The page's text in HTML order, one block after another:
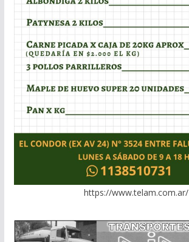
https://www.telam.com.ar/